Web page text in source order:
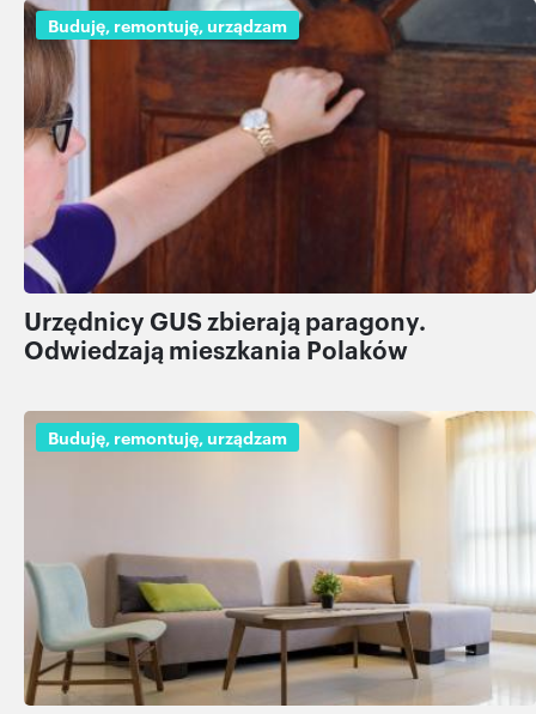
Buduję, remontuję, urządzam
Urzędnicy GUS zbierają paragony.
Odwiedzają mieszkania Polaków
Buduję, remontuję, urządzam